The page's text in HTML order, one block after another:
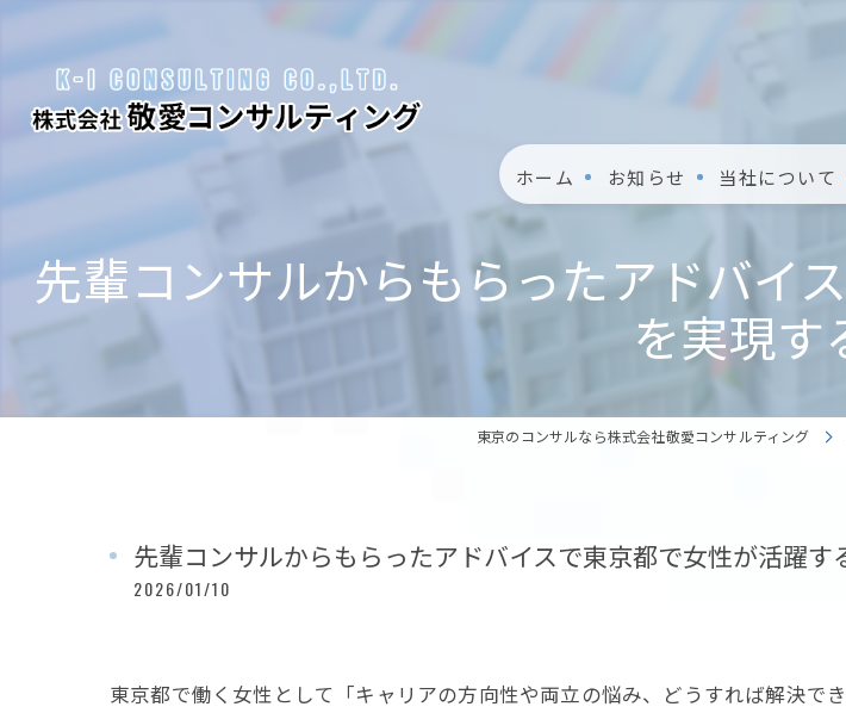
ホーム お知らせ 当社について
先輩コンサルからもらったアドバイ
を実現す
東京のコンサルなら株式会社敬愛コンサルティング
先輩コンサルからもらったアドバイスで東京都で女性が活躍す
2026/01/10
東京都で働く女性として「キャリアの方向性や両立の悩み、どうすれば解決